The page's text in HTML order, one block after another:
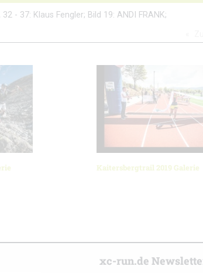
- 37: Klaus Fengler; Bild 19: ANDI FRANK;
Kaitersbergtrail 2019 Galerie
xc-run.de